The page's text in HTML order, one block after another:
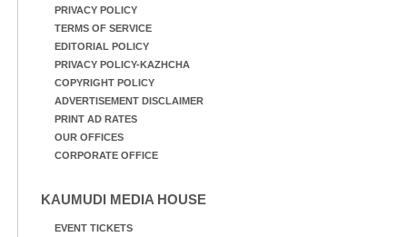
PRIVACY POLICY
TERMS OF SERVICE
EDITORIAL POLICY
PRIVACY POLICY-KAZHCHA
COPYRIGHT POLICY
ADVERTISEMENT DISCLAIMER
PRINT AD RATES
OUR OFFICES
CORPORATE OFFICE
KAUMUDI MEDIA HOUSE
EVENT TICKETS